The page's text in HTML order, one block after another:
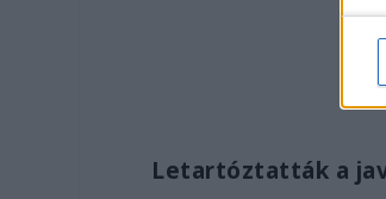
Letartóztatták a